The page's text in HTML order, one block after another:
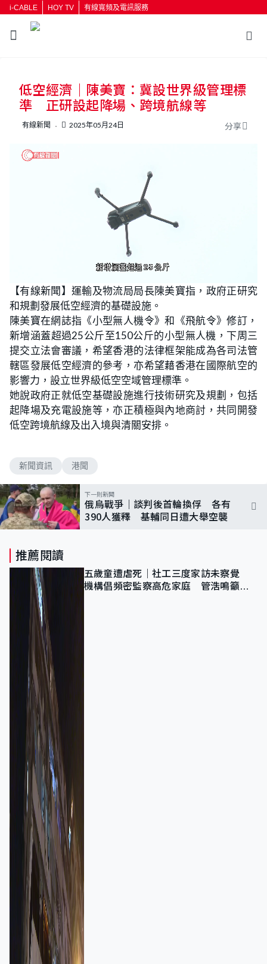
i-CABLE HOY TV 有線寬頻及電訊服務
低空經濟｜陳美寶：冀設世界級管理標
準 正研設起降場、跨境航線等
有線新聞 2025年05月24日 分享
m
t
e
a
d
e
d
:
5
4
5
5
%
【有線新聞】運輸及物流局局長陳美寶指，政府正研究
和規劃發展低空經濟的基礎設施。
陳美寶在網誌指《小型無人機令》和《飛航令》修訂，
新增涵蓋超過25公斤至150公斤的小型無人機，下周三
提交立法會審議，希望香港的法律框架能成為各司法管
轄區發展低空經濟的參考，亦希望藉香港在國際航空的
影響力，設立世界級低空空域管理標準。
她說政府正就低空基礎設施進行技術研究及規劃，包括
起降場及充電設施等，亦正積極與內地商討，共同開發
低空跨境航線及出入境與清關安排。
新聞資訊 港聞
下一則新聞
俄烏戰爭｜談判後首輪換俘 各有
390人獲釋 基輔同日遭大舉空襲
推薦閱讀
五歲童遭虐死｜社工三度家訪未察覺
機構倡頻密監察高危家庭 管浩鳴籲加